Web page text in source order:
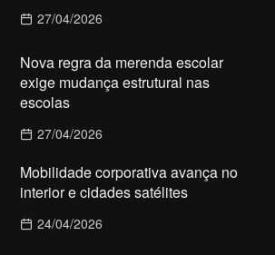
27/04/2026
Nova regra da merenda escolar
exige mudança estrutural nas
escolas
27/04/2026
Mobilidade corporativa avança no
interior e cidades satélites
24/04/2026